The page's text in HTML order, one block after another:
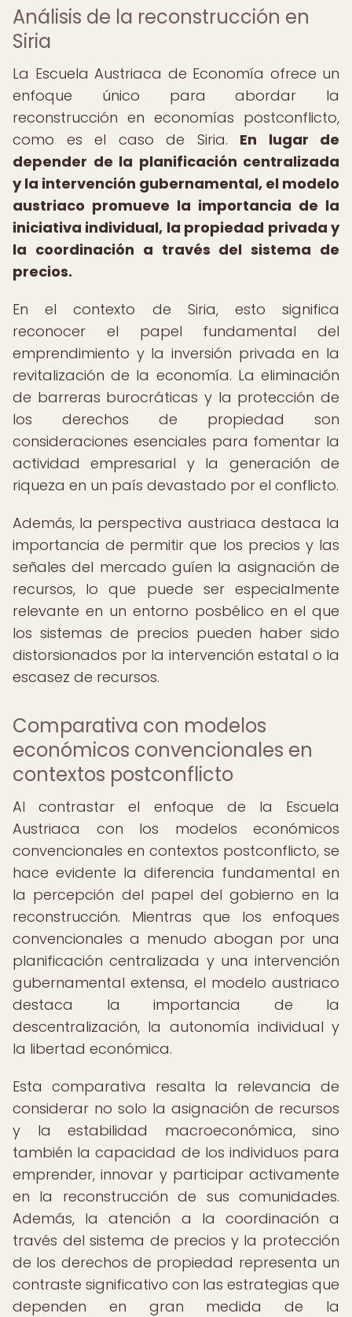
Análisis de la reconstrucción en
Siria
La Escuela Austriaca de Economía ofrece un
enfoque único para abordar la
reconstrucción en economías postconflicto,
como es el caso de Siria. En lugar de
depender de la planificación centralizada
y la intervención gubernamental, el modelo
austriaco promueve la importancia de la
iniciativa individual, la propiedad privada y
la coordinación a través del sistema de
precios.
En el contexto de Siria, esto significa
reconocer el papel fundamental del
emprendimiento y la inversión privada en la
revitalización de la economía. La eliminación
de barreras burocráticas y la protección de
los derechos de propiedad son
consideraciones esenciales para fomentar la
actividad empresarial y la generación de
riqueza en un país devastado por el conflicto.
Además, la perspectiva austriaca destaca la
importancia de permitir que los precios y las
señales del mercado guíen la asignación de
recursos, lo que puede ser especialmente
relevante en un entorno posbélico en el que
los sistemas de precios pueden haber sido
distorsionados por la intervención estatal o la
escasez de recursos.
Comparativa con modelos
económicos convencionales en
contextos postconflicto
Al contrastar el enfoque de la Escuela
Austriaca con los modelos económicos
convencionales en contextos postconflicto, se
hace evidente la diferencia fundamental en
la percepción del papel del gobierno en la
reconstrucción. Mientras que los enfoques
convencionales a menudo abogan por una
planificación centralizada y una intervención
gubernamental extensa, el modelo austriaco
destaca la importancia de la
descentralización, la autonomía individual y
la libertad económica.
Esta comparativa resalta la relevancia de
considerar no solo la asignación de recursos
y la estabilidad macroeconómica, sino
también la capacidad de los individuos para
emprender, innovar y participar activamente
en la reconstrucción de sus comunidades.
Además, la atención a la coordinación a
través del sistema de precios y la protección
de los derechos de propiedad representa un
contraste significativo con las estrategias que
dependen en gran medida de la